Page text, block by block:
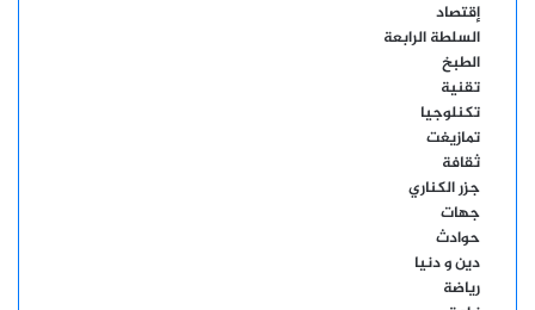
إقتصاد
السلطة الرابعة
الطبخ
تقنية
تكنلوجيا
تمازيغت
ثقافة
جزر الكناري
جهات
حوادث
دين و دنيا
رياضة